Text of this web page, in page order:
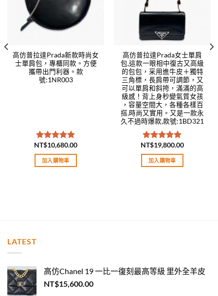
高仿普拉達Prada新款時尚女
士單肩包，專櫃同款。方便
攜帶出門利器。款
號:1NR003
評分5.00
滿分 5
NT$10,680.00
加入購物車
高仿普拉達Prada女士單肩
包,這款一眼相中復古又高級
的包包，采用進牛皮＋獨特
三角標，長肩帶可調節，又
可以單肩和斜挎，滿滿的高
級感！背上身秒變氣質女孩
，容量空間大，各種各樣百
搭,時尚又實用。又是一款永
久不過時爆款,款號:1BD321
評分5.00
滿分 5
NT$19,800.00
加入購物車
LATEST
高仿Chanel 19 一比一復刻最高等級 里外全羊皮
NT$15,600.00